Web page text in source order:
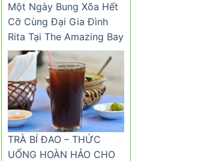
Một Ngày Bung Xõa Hết
Cỡ Cùng Đại Gia Đình
Rita Tại The Amazing Bay
TRÀ BÍ ĐAO – THỨC
UỐNG HOÀN HẢO CHO